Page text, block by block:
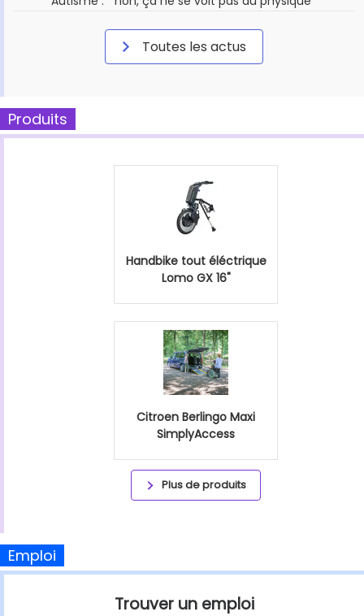
Toutes les actus
Produits
Handbike tout éléctrique
Lomo GX 16"
Citroen Berlingo Maxi
SimplyAccess
Plus de produits
Emploi
Trouver un emploi